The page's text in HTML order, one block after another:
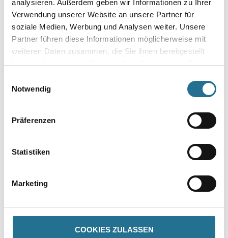
analysieren. Außerdem geben wir Informationen zu Ihrer
Verwendung unserer Website an unsere Partner für
soziale Medien, Werbung und Analysen weiter. Unsere
Partner führen diese Informationen möglicherweise mit
weiteren Daten zusammen, die Sie ihnen bereitgestellt
haben oder die sie im Rahmen Ihrer Nutzung der Dienste
Notwendig
Präferenzen
Statistiken
Marketing
COOKIES ZULASSEN
Bitte einloggen, um Preise zu
sehen
Bitte einloggen, um Preise zu
sehen
Ruggedmarble 2 - Tapeten
Bitte einloggen, um Preise zu
M-Plus Chamäleon 2029 - 71 -
Polygonal 1 - Tapeten
Bitte einloggen, um Preise zu